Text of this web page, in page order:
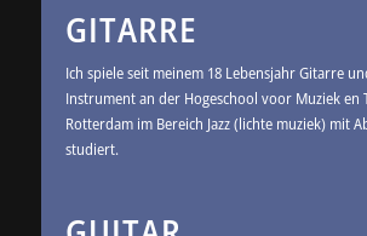
GITARRE
Ich spiele seit meinem 18 Lebensjahr Gitarre
Instrument an der Hogeschool voor Muziek en
Rotterdam im Bereich Jazz (lichte muziek) mit
studiert.